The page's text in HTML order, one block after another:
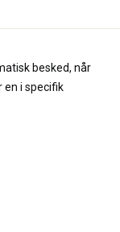
besked, når
en i specifik